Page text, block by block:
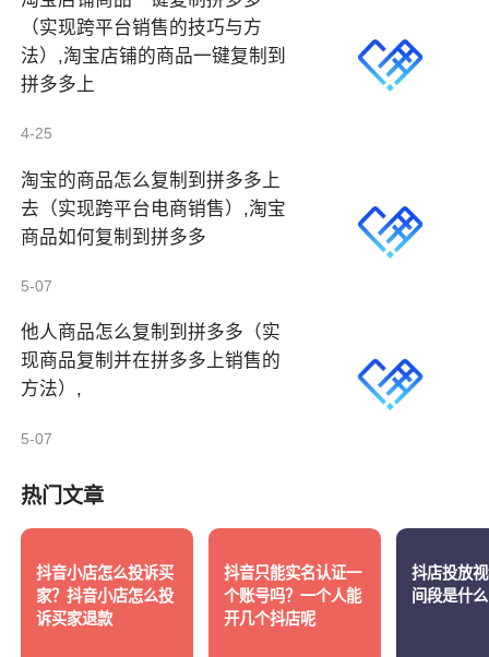
（实现跨平台销售的技巧与方
法）,淘宝店铺的商品一键复制到
拼多多上
4-25
淘宝的商品怎么复制到拼多多上
去（实现跨平台电商销售）,淘宝
商品如何复制到拼多多
5-07
他人商品怎么复制到拼多多（实
现商品复制并在拼多多上销售的
方法）,
5-07
热门文章
抖音小店怎么投诉买
家？抖音小店怎么投
诉买家退款
抖音只能实名认证一
个账号吗？一个人能
开几个抖店呢
抖店投放
间段是什